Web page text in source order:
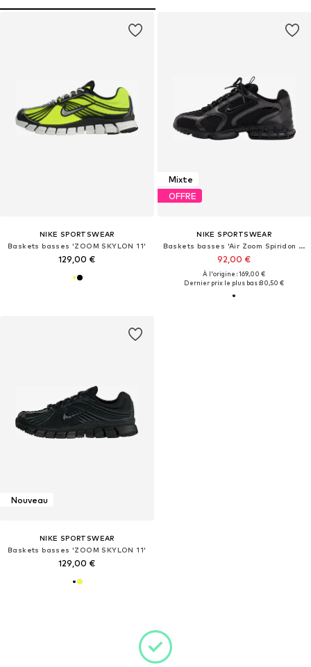
NIKE SPORTSWEAR
Baskets basses 'ZOOM SKYLON 11'
129,00 €
Mixte
OFFRE
NIKE SPORTSWEAR
Baskets basses 'Air Zoom Spiridon Cage 2'
92,00 €
À l'origine : 169,00 €
Dernier prix le plus bas :80,50 €
Nouveau
NIKE SPORTSWEAR
Baskets basses 'ZOOM SKYLON 11'
129,00 €